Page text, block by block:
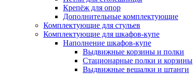
Крепёж для опор
Дополнительные комплектующие
Комплектующие для стульев
Комплектующие для шкафов-купе
Наполнение шкафов-купе
Выдвижные корзины и полки
Стационарные полки и корзины
Выдвижные вешалки и штанги